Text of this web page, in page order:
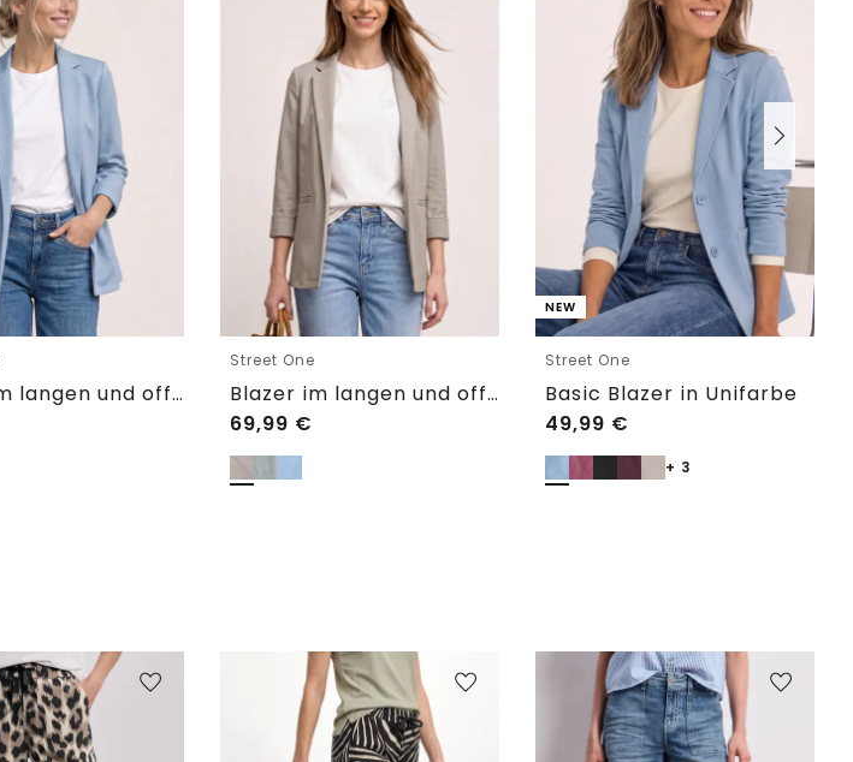
Blazer im langen und offenen Schnitt
Street One
Blazer im langen und offenen Schnitt
69,99 €
NEW
Street One
Basic Blazer in Unifarbe
49,99 €
+ 3